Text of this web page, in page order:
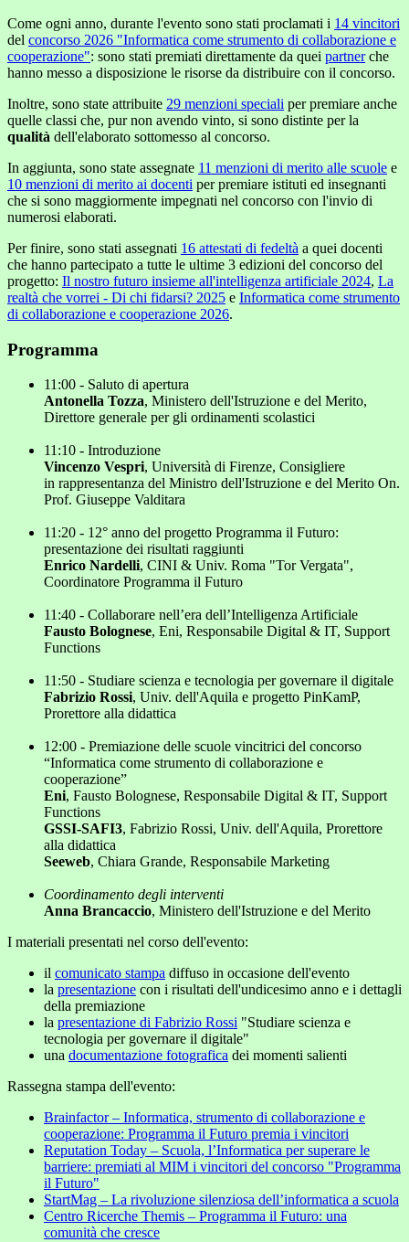
Come ogni anno, durante l'evento sono stati proclamati i 14 vincitori
del concorso 2026 "Informatica come strumento di collaborazione e
cooperazione": sono stati premiati direttamente da quei partnerche
hanno messo a disposizione le risorse da distribuire con il concorso.
Inoltre, sono state attribuite 29 menzioni speciali per premiare anche
quelle classi che, pur non avendo vinto, si sono distinte per la
qualità dell'elaborato sottomesso al concorso.
In aggiunta, sono state assegnate 11 menzioni di merito alle scuole e
10 menzioni di merito ai docenti per premiare istituti ed insegnanti
che si sono maggiormente impegnati nel concorso con l'invio di
numerosi elaborati.
Per finire, sono stati assegnati 16 attestati di fedeltà a quei docenti
che hanno partecipato a tutte le ultime 3 edizioni del concorso del
progetto: Il nostro futuro insieme all'intelligenza artificiale 2024, La
realtà che vorrei - Di chi fidarsi? 2025 e Informatica come strumento
di collaborazione e cooperazione 2026.
Programma
11:00 - Saluto di apertura
Antonella Tozza, Ministero dell'Istruzione e del Merito,
Direttore generale per gli ordinamenti scolastici
11:10 - Introduzione
Vincenzo Vespri, Università di Firenze, Consigliere
in rappresentanza del Ministro dell'Istruzione e del Merito On.
Prof. Giuseppe Valditara
11:20 - 12° anno del progetto Programma il Futuro:
presentazione dei risultati raggiunti
Enrico Nardelli, CINI & Univ. Roma "Tor Vergata",
Coordinatore Programma il Futuro
11:40 - Collaborare nell’era dell’Intelligenza Artificiale
Fausto Bolognese, Eni, Responsabile Digital & IT, Support
Functions
11:50 - Studiare scienza e tecnologia per governare il digitale
Fabrizio Rossi, Univ. dell'Aquila e progetto PinKamP,
Prorettore alla didattica
12:00 - Premiazione delle scuole vincitrici del concorso
“Informatica come strumento di collaborazione e
cooperazione”
Eni, Fausto Bolognese, Responsabile Digital & IT, Support
Functions
GSSI-SAFI3, Fabrizio Rossi, Univ. dell'Aquila, Prorettore
alla didattica
Seeweb, Chiara Grande, Responsabile Marketing
Coordinamento degli interventi
Anna Brancaccio, Ministero dell'Istruzione e del Merito
I materiali presentati nel corso dell'evento:
il comunicato stampa diffuso in occasione dell'evento
la presentazione con i risultati dell'undicesimo anno e i dettagli
della premiazione
la presentazione di Fabrizio Rossi "Studiare scienza e
tecnologia per governare il digitale"
una documentazione fotografica dei momenti salienti
Rassegna stampa dell'evento:
Brainfactor – Informatica, strumento di collaborazione e
cooperazione: Programma il Futuro premia i vincitori
Reputation Today – Scuola, l’Informatica per superare le
barriere: premiati al MIM i vincitori del concorso "Programma
il Futuro"
StartMag – La rivoluzione silenziosa dell’informatica a scuola
Centro Ricerche Themis – Programma il Futuro: una
comunità che cresce